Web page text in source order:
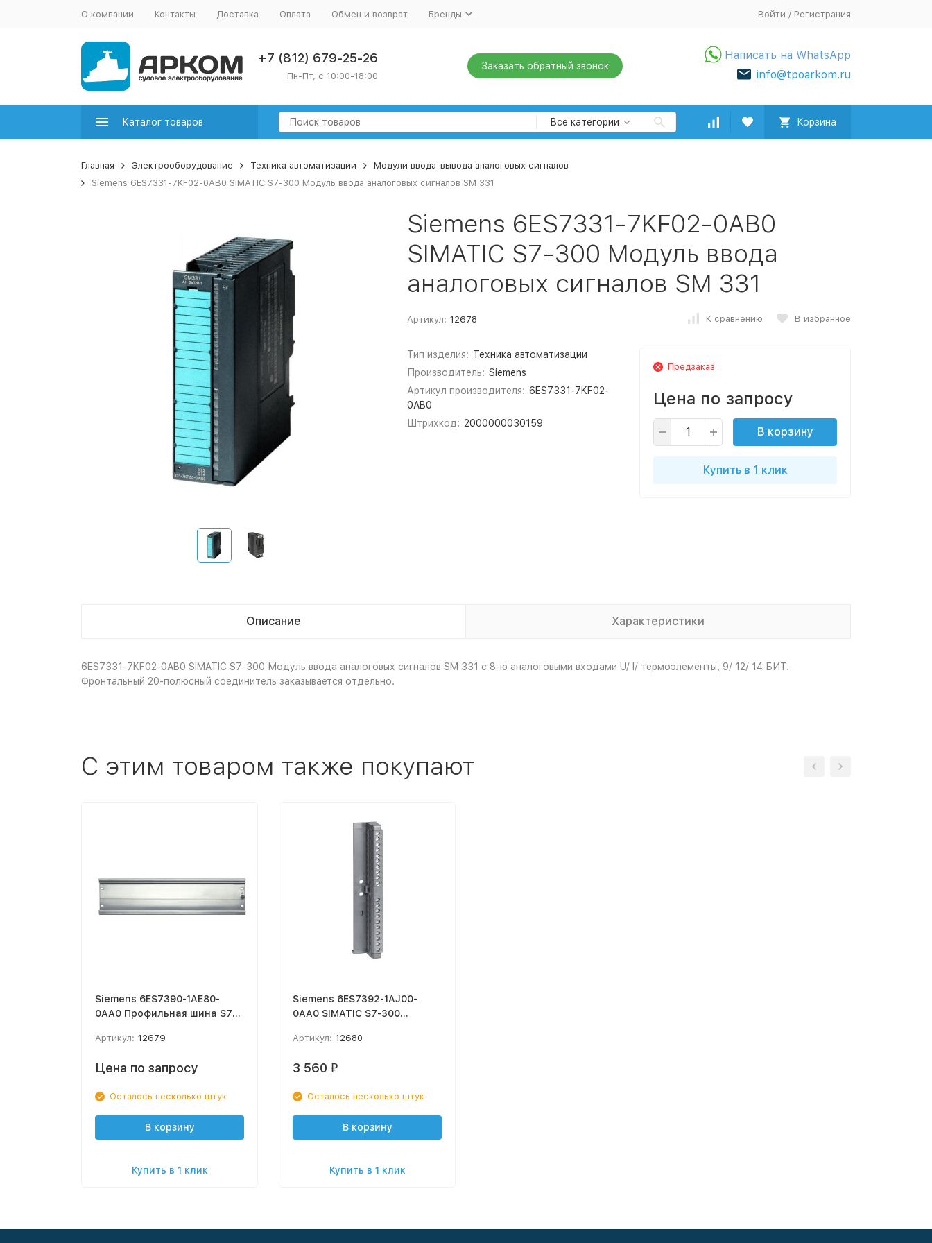
О компании Контакты Доставка Оплата Обмен и возврат Бренды Войти / Регистрация
+7 (812) 679-25-26
Пн-Пт, с 10:00-18:00
Заказать обратный звонок
Написать на WhatsApp
info@tpoarkom.ru
Каталог товаров Все категории Корзина
Главная Электрооборудование Техника автоматизации
Модули ввода-вывода аналоговых сигналов
Siemens 6ES7331-7KF02-0AB0 SIMATIC S7-300 Модуль ввода аналоговых сигналов SM 331
Siemens 6ES7331-7KF02-0AB0
SIMATIC S7-300 Модуль ввода
аналоговых сигналов SM 331
Артикул: 12678 К сравнению В избранное
Тип изделия: Техника автоматизации
Производитель: Siemens
Артикул производителя: 6ES7331-7KF02-
0AB0
Штрихкод: 2000000030159
Предзаказ
Цена по запросу
В корзину
Купить в 1 клик
Описание Характеристики
6ES7331-7KF02-0AB0 SIMATIC S7-300 Модуль ввода аналоговых сигналов SM 331 с 8-ю аналоговыми входами U/ I/ термоэлементы, 9/ 12/ 14 БИТ.
Фронтальный 20-полюсный соединитель заказывается отдельно.
C этим товаром также покупают
Siemens 6ES7390-1AE80-
0AA0 Профильная шина S7-
Артикул: 12679
Цена по запросу
Осталось несколько штук
В корзину
Купить в 1 клик
Siemens 6ES7392-1AJ00-
0AA0 SIMATIC S7-300
фронтальный
Артикул: 12680
3 560 ₽
Осталось несколько штук
В корзину
Купить в 1 клик